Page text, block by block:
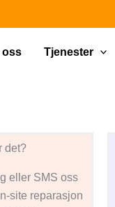
oss Tjenester
det?
eller SMS oss
site reparasjon